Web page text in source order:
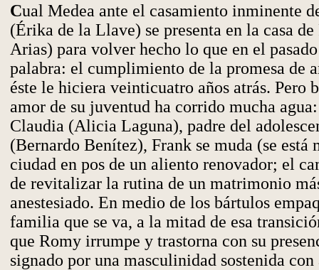
Cual Medea ante el casamiento inminente
(Érika de la Llave) se presenta en la casa
Arias) para volver hecho lo que en el
palabra: el cumplimiento de la promesa de
éste le hiciera veinticuatro años atrás. Pero
amor de su juventud ha corrido mucha
Claudia (Alicia Laguna), padre del
(Bernardo Benítez), Frank se muda (se está
ciudad en pos de un aliento renovador; el
de revitalizar la rutina de un matrimonio
anestesiado. En medio de los bártulos
familia que se va, a la mitad de esa
que Romy irrumpe y trastorna con su
signado por una masculinidad sostenida